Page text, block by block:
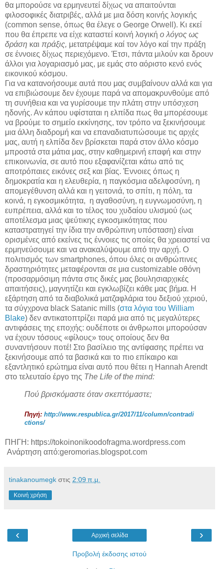
θα μπορούσε να ερμηνευτεί δίχως να απαιτούνται
φιλοσοφικές διατριβές, αλλά με μια δόση κοινής λογικής
(common sense, όπως θα έλεγε ο George Orwell). Κι εκεί
που θα έπρεπε να είχε καταστεί κοινή λογική ο λόγος ως
δράση και πράξις, μετατρέψαμε καί τον λόγο καί την πράξη
σε έννοιες δίχως περιεχόμενο. Έτσι, πάντα μιλούν και δρουν
άλλοι για λογαριασμό μας, με εμάς στο αόριστο κενό ενός
εικονικού κόσμου.
Για να κατανοήσουμε αυτά που μας συμβαίνουν αλλά και για
να επιβιώσουμε δεν έχουμε παρά να απομακρυνθούμε από
τη συνήθεια και να γυρίσουμε την πλάτη στην υπόσχεση
ηδονής. Αν κάπου υφίσταται η ελπίδα πως θα μπορέσουμε
να βρούμε το σημείο εκκίνησης, τον τρόπο να ξεκινήσουμε
μια άλλη διαδρομή και να επαναδιατυπώσουμε τις αρχές
μας, αυτή η ελπίδα δεν βρίσκεται παρά στον άλλο κόσμο
μπροστά στα μάτια μας, στην καθημερινή επαφή και στην
επικοινωνία, σε αυτό που εξαφανίζεται κάτω από τις
αποτρόπαιες εικόνες σεξ και βίας. Έννοιες όπως η
δημοκρατία και η ελευθερία, η παγκόσμια αδελφοσύνη, η
απομεγέθυνση αλλά και η γειτονιά, το σπίτι, η πόλη, τα
κοινά, η εγκοσμικότητα, η αγαθοσύνη, η ευγνωμοσύνη, η
ευπρέπεια, αλλά και το τέλος του χυδαίου υλισμού (ως
αποτέλεσμα μιας ψεύτικης εγκοσμικότητας που
καταστρατηγεί την ίδια την ανθρώπινη υπόσταση) είναι
ορισμένες από εκείνες τις έννοιες τις οποίες θα χρειαστεί να
ερμηνεύσουμε και να ανακαλύψουμε από την αρχή. Ο
πολιτισμός των smartphones, όπου όλες οι ανθρώπινες
δραστηριότητες μεταφέρονται σε μια customizable οθόνη
(προσαρμόσιμη πάντα στις δικές μας βουλησιαρχικές
απαιτήσεις), μαγνητίζει και εγκλωβίζει κάθε μας βήμα. Η
εξάρτηση από τα διαβολικά ματζαφλάρια του δεξιού χεριού,
τα σύγχρονα black Satanic mills (στα λόγια του William
Blake) δεν αντικατοπτρίζει παρά μια από τις μεγαλύτερες
αντιφάσεις της εποχής: ουδέποτε οι άνθρωποι μπορούσαν
να έχουν τόσους «φίλους» τους οποίους δεν θα
συναντήσουν ποτέ! Στο βασίλειο της αντίφασης πρέπει να
ξεκινήσουμε από τα βασικά και το πιο επίκαιρο και
εξαντλητικό ερώτημα είναι αυτό που θέτει η Hannah Arendt
στο τελευταίο έργο της The Life of the mind:
Πού βρισκόμαστε όταν σκεπτόμαστε;
Πηγή: http://www.respublica.gr/2017/11/column/contradi
ctions/
ΠΗΓΗ: https://tokoinonikoodofragma.wordpress.com
Ανάρτηση από:geromorias.blogspot.com
tinakanoumegk στις 2:09 π.μ.
Κοινή χρήση
‹ ›
Αρχική σελίδα
Προβολή έκδοσης ιστού